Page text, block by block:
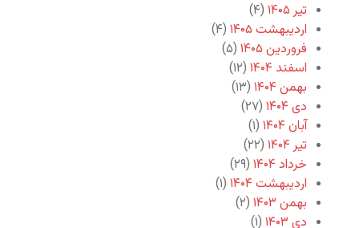
تیر ۱۴۰۵
(۴)
اردیبهشت ۱۴۰۵
(۴)
فروردین ۱۴۰۵
(۵)
اسفند ۱۴۰۴
(۱۲)
بهمن ۱۴۰۴
(۱۳)
دی ۱۴۰۴
(۲۷)
آبان ۱۴۰۴
(۱)
تیر ۱۴۰۴
(۲۲)
خرداد ۱۴۰۴
(۲۹)
اردیبهشت ۱۴۰۴
(۱)
بهمن ۱۴۰۳
(۲)
دی ۱۴۰۳
(۱)